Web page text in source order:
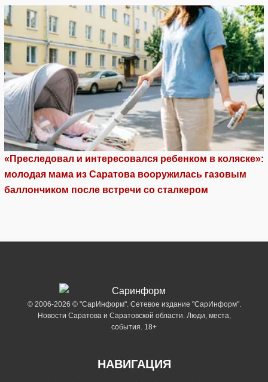
«Преследовал и интересовался ребенком в коляске»:
молодая мама из Саратова вооружилась газовым
баллончиком после встречи со сталкером
© 2006-2026 © "СарИнформ". Сетевое издание "СарИнформ".
Новости Саратова и Саратовской области. Люди, места,
события. 18+
НАВИГАЦИЯ